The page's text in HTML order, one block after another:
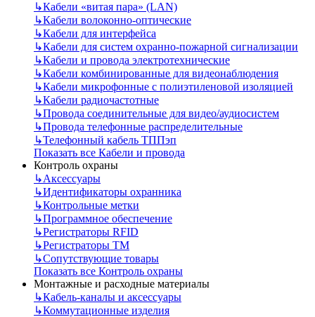
↳Кабели «витая пара» (LAN)
↳Кабели волоконно-оптические
↳Кабели для интерфейса
↳Кабели для систем охранно-пожарной сигнализации
↳Кабели и провода электротехнические
↳Кабели комбинированные для видеонаблюдения
↳Кабели микрофонные с полиэтиленовой изоляцией
↳Кабели радиочастотные
↳Провода соединительные для видео/аудиосистем
↳Провода телефонные распределительные
↳Телефонный кабель ТППэп
Показать все Кабели и провода
Контроль охраны
↳Аксессуары
↳Идентификаторы охранника
↳Контрольные метки
↳Программное обеспечение
↳Регистраторы RFID
↳Регистраторы ТМ
↳Сопутствующие товары
Показать все Контроль охраны
Монтажные и расходные материалы
↳Кабель-каналы и аксессуары
↳Коммутационные изделия